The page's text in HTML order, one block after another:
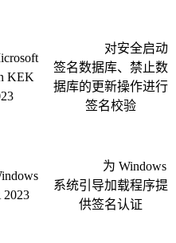
KEK
签名数据库、禁止数
据库的更新操作进行
签名校验
系统引导加载程序提
供签名认证